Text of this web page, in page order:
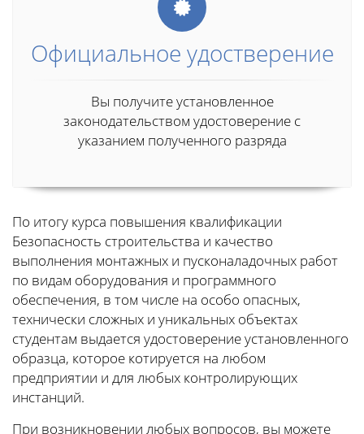
Официальное удостверение
Вы получите установленное
законодательством удостоверение с
указанием полученного разряда
По итогу курса повышения квалификации
Безопасность строительства и качество
выполнения монтажных и пусконаладочных работ
по видам оборудования и программного
обеспечения, в том числе на особо опасных,
технически сложных и уникальных объектах
студентам выдается удостоверение установленного
образца, которое котируется на любом
предприятии и для любых контролирующих
инстанций.
При возникновении любых вопросов, вы можете